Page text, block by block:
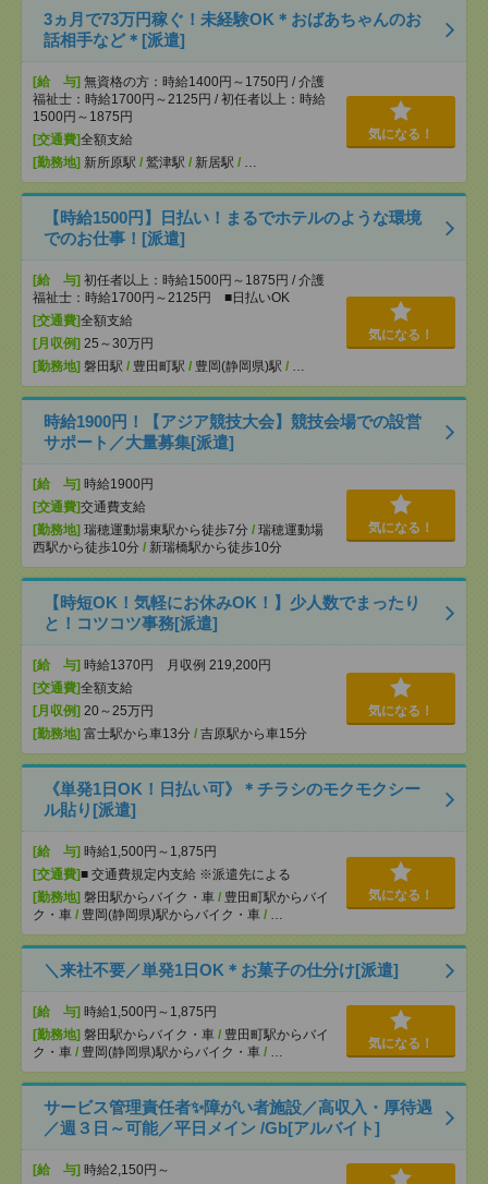
3ヵ月で73万円稼ぐ！未経験OK＊おばあちゃんのお
話相手など＊[派遣]
[給 与] 無資格の方：時給1400円～1750円 / 介護
福祉士：時給1700円～2125円 / 初任者以上：時給
1500円～1875円
[交通費]全額支給
[勤務地] 新所原駅 / 鷲津駅 / 新居駅 / …
気になる！
【時給1500円】日払い！まるでホテルのような環境
でのお仕事！[派遣]
[給 与] 初任者以上：時給1500円～1875円 / 介護
福祉士：時給1700円～2125円 ■日払いOK
[交通費]全額支給
[月収例] 25～30万円
[勤務地] 磐田駅 / 豊田町駅 / 豊岡(静岡県)駅 / …
気になる！
時給1900円！【アジア競技大会】競技会場での設営
サポート／大量募集[派遣]
[給 与] 時給1900円
[交通費]交通費支給
[勤務地] 瑞穂運動場東駅から徒歩7分 / 瑞穂運動場
西駅から徒歩10分 / 新瑞橋駅から徒歩10分
気になる！
【時短OK！気軽にお休みOK！】少人数でまったり
と！コツコツ事務[派遣]
[給 与] 時給1370円 月収例 219,200円
[交通費]全額支給
[月収例] 20～25万円
[勤務地] 富士駅から車13分 / 吉原駅から車15分
気になる！
《単発1日OK！日払い可》＊チラシのモクモクシー
ル貼り[派遣]
[給 与] 時給1,500円～1,875円
[交通費]■ 交通費規定内支給 ※派遣先による
[勤務地] 磐田駅からバイク・車 / 豊田町駅からバイ
ク・車 / 豊岡(静岡県)駅からバイク・車 / …
気になる！
＼来社不要／単発1日OK＊お菓子の仕分け[派遣]
[給 与] 時給1,500円～1,875円
[勤務地] 磐田駅からバイク・車 / 豊田町駅からバイ
ク・車 / 豊岡(静岡県)駅からバイク・車 / …
気になる！
サービス管理責任者✨障がい者施設／高収入・厚待遇
／週３日～可能／平日メイン /Gb[アルバイト]
[給 与] 時給2,150円～